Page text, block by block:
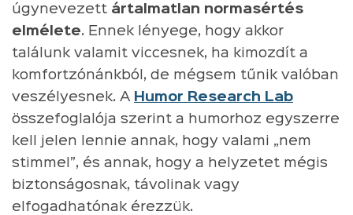
úgynevezett ártalmatlan normasértés
elmélete. Ennek lényege, hogy akkor
találunk valamit viccesnek, ha kimozdít a
komfortzónánkból, de mégsem tűnik valóban
veszélyesnek. A Humor Research Lab
összefoglalója szerint a humorhoz egyszerre
kell jelen lennie annak, hogy valami „nem
stimmel”, és annak, hogy a helyzetet mégis
biztonságosnak, távolinak vagy
elfogadhatónak érezzük.